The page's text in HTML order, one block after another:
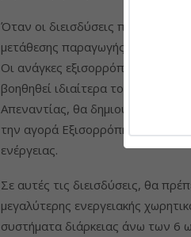
Όταν οι διεισδύσεις πλησιάσουν
μετάθεσης παραγωγής από το
Οι ανάγκες εξισορρόπησης σε
βοηθηθεί ιδιαίτερα το σύστημα
Απεναντίας, θα δημιουργηθεί
την αγορά Εξισορρόπησης, χωρίς
ενέργειας.
Σε αυτές τις διεισδύσεις, θα
μεγαλύτερης ενεργειακής
συστήματα διάρκειας άνω των 6